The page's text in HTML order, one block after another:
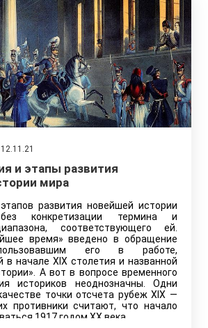
12.11.21
и этапы развития
мира
развития новейшей истории
конкретизации термина и
соответствующего ей.
время» введено в обращение
его в работе,
в начале XIX столетия и названной
А вот в вопросе временного
историков неоднозначны. Одни
точки отсчета рубеж XIX —
противники считают, что начало
1917 годом XX века.